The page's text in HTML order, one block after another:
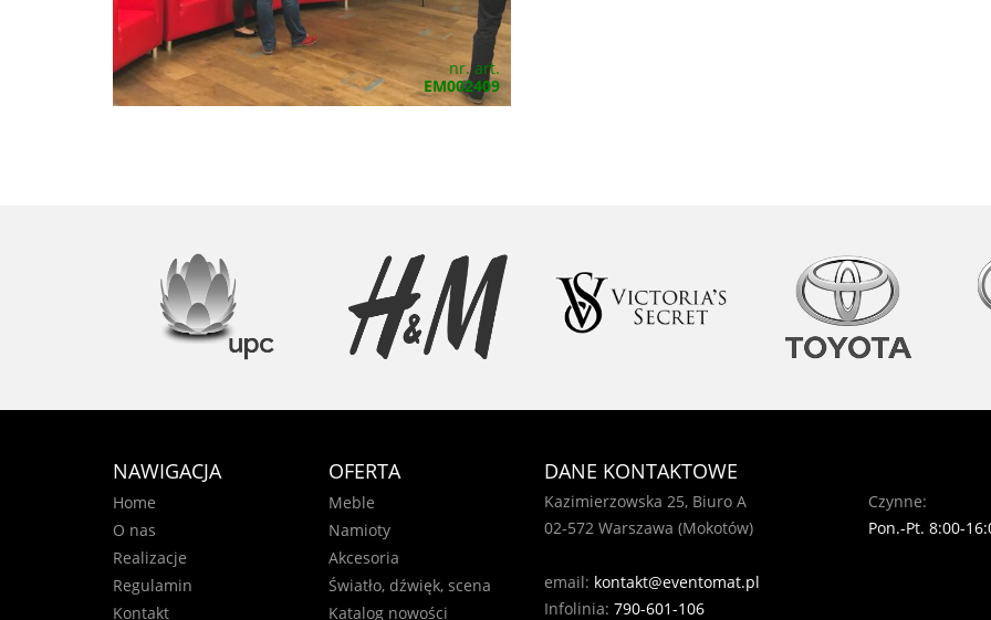
nr. art.
EM002409
NAWIGACJA
Home
O nas
Realizacje
Regulamin
Kontakt
OFERTA
Meble
Namioty
Akcesoria
Światło, dźwięk, scena
Katalog nowości
DANE KONTAKTOWE
Kazimierzowska 25, Biuro A
02-572 Warszawa (Mokotów)
Czynne:
Pon.-Pt. 8:00-
email: kontakt@eventomat.pl
Infolinia: 790-601-106